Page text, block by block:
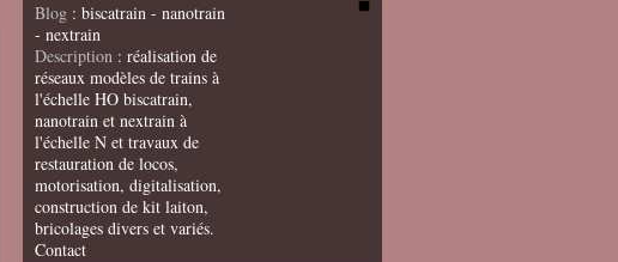
Blog : biscatrain - nanotrain
- nextrain
Description : réalisation de
réseaux modèles de trains à
l'échelle HO biscatrain,
nanotrain et nextrain à
l'échelle N et travaux de
restauration de locos,
motorisation, digitalisation,
construction de kit laiton,
bricolages divers et variés.
Contact